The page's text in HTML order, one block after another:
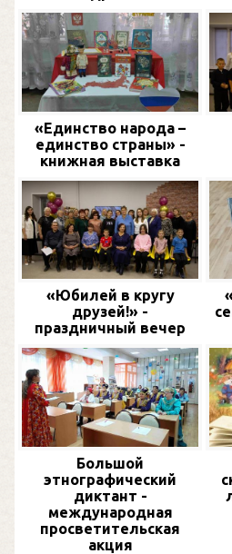
«Единство народа –
единство страны» -
книжная выставка
«Юбилей в кругу
друзей!» -
праздничный вечер
Большой
этнографический
диктант -
международная
просветительская
акция